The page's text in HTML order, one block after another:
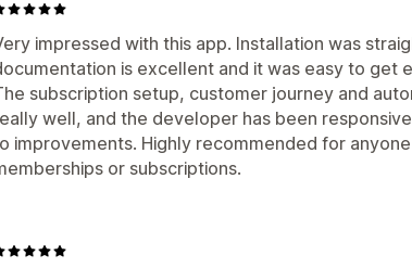
impressed with this app. Installation was
is excellent and it was easy to get
subscription setup, customer journey and
well, and the developer has been
improvements. Highly recommended for
or subscriptions.